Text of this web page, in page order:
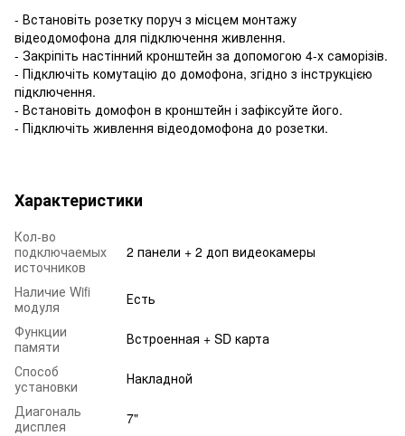
- Встановіть розетку поруч з місцем монтажу
відеодомофона для підключення живлення.
- Закріпіть настінний кронштейн за допомогою 4-х саморізів.
- Підключіть комутацію до домофона, згідно з інструкцією
підключення.
- Встановіть домофон в кронштейн і зафіксуйте його.
- Підключіть живлення відеодомофона до розетки.
Характеристики
Кол-во
подключаемых
источников
2 панели + 2 доп видеокамеры
Наличие Wifi
модуля
Есть
Функции
памяти
Встроенная + SD карта
Способ
установки
Накладной
Диагональ
дисплея
7"